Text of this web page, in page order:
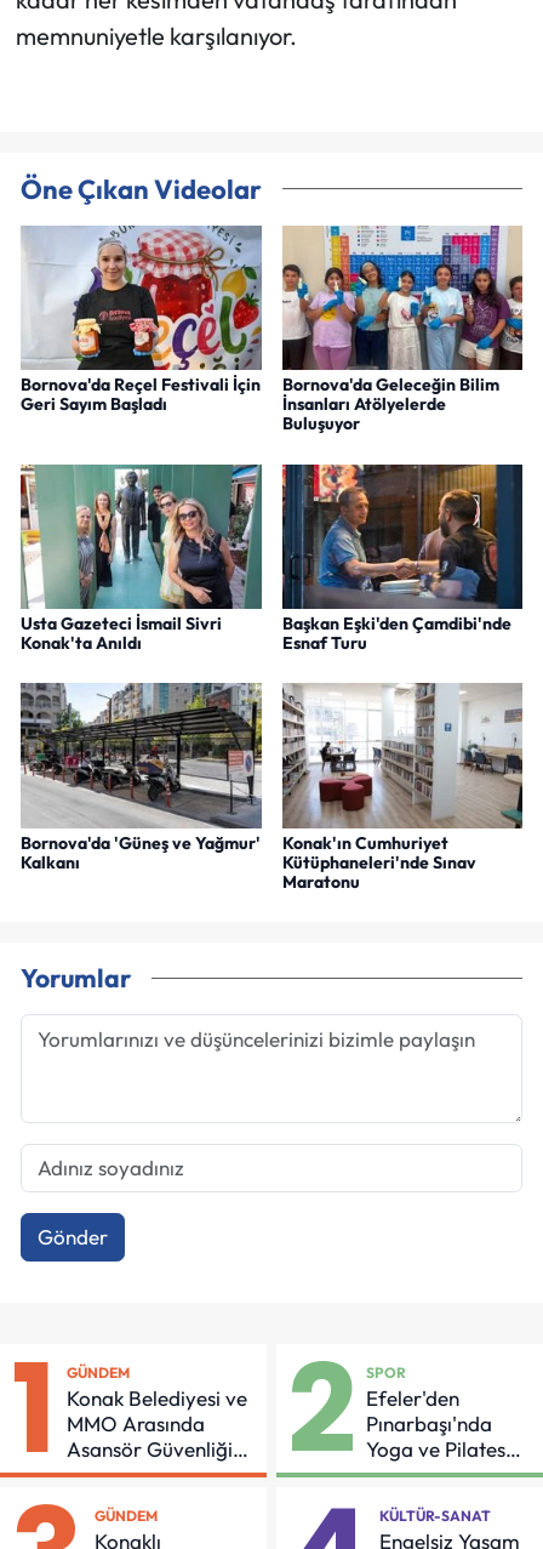
memnuniyetle karşılanıyor.
Öne Çıkan Videolar
Bornova'da Reçel Festivali İçin
Geri Sayım Başladı
Bornova'da Geleceğin Bilim
İnsanları Atölyelerde
Buluşuyor
Usta Gazeteci İsmail Sivri
Konak'ta Anıldı
Başkan Eşki'den Çamdibi'nde
Esnaf Turu
Bornova'da 'Güneş ve Yağmur'
Kalkanı
Konak'ın Cumhuriyet
Kütüphaneleri'nde Sınav
Maratonu
Yorumlar
Gönder
1 GÜNDEM
Konak Belediyesi ve
MMO Arasında
Asansör Güvenliği
İçin Önemli Protokol
2 SPOR
Efeler'den
Pınarbaşı'nda
Yoga ve Pilates
Buluşması
GÜNDEM
Konaklı
KÜLTÜR-SANAT
Engelsiz Yaşam